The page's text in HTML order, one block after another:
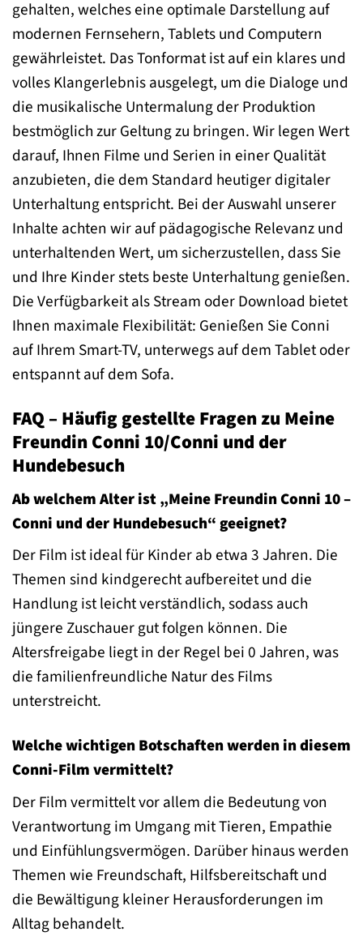
gehalten, welches eine optimale Darstellung auf
modernen Fernsehern, Tablets und Computern
gewährleistet. Das Tonformat ist auf ein klares und
volles Klangerlebnis ausgelegt, um die Dialoge und
die musikalische Untermalung der Produktion
bestmöglich zur Geltung zu bringen. Wir legen Wert
darauf, Ihnen Filme und Serien in einer Qualität
anzubieten, die dem Standard heutiger digitaler
Unterhaltung entspricht. Bei der Auswahl unserer
Inhalte achten wir auf pädagogische Relevanz und
unterhaltenden Wert, um sicherzustellen, dass Sie
und Ihre Kinder stets beste Unterhaltung genießen.
Die Verfügbarkeit als Stream oder Download bietet
Ihnen maximale Flexibilität: Genießen Sie Conni
auf Ihrem Smart-TV, unterwegs auf dem Tablet oder
entspannt auf dem Sofa.
FAQ – Häufig gestellte Fragen zu Meine
Freundin Conni 10/Conni und der
Hundebesuch
Ab welchem Alter ist „Meine Freundin Conni 10 –
Conni und der Hundebesuch“ geeignet?
Der Film ist ideal für Kinder ab etwa 3 Jahren. Die
Themen sind kindgerecht aufbereitet und die
Handlung ist leicht verständlich, sodass auch
jüngere Zuschauer gut folgen können. Die
Altersfreigabe liegt in der Regel bei 0 Jahren, was
die familienfreundliche Natur des Films
unterstreicht.
Welche wichtigen Botschaften werden in diesem
Conni-Film vermittelt?
Der Film vermittelt vor allem die Bedeutung von
Verantwortung im Umgang mit Tieren, Empathie
und Einfühlungsvermögen. Darüber hinaus werden
Themen wie Freundschaft, Hilfsbereitschaft und
die Bewältigung kleiner Herausforderungen im
Alltag behandelt.